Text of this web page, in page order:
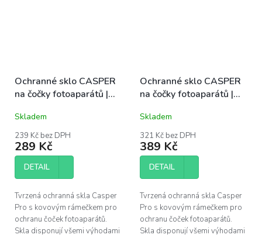
Ochranné sklo CASPER
na čočky fotoaparátů |
Skladem
239 Kč bez DPH
289 Kč
DETAIL
Tvrzená ochranná skla Casper
Pro s kovovým rámečkem pro
ochranu čoček fotoaparátů.
Skla disponují všemi výhodami
Ochranné sklo CASPER
na čočky fotoaparátů |
Max
Skladem
321 Kč bez DPH
389 Kč
DETAIL
Tvrzená ochranná skla Casper
Pro s kovovým rámečkem pro
ochranu čoček fotoaparátů.
Skla disponují všemi výhodami